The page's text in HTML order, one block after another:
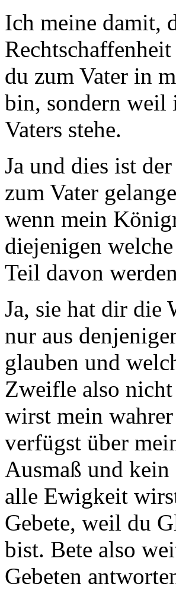
Ich meine damit,
du zum Vater in
bin, sondern weil
Vaters stehe.
Ja und dies ist
zum Vater
wenn mein
diejenigen
Teil davon
Ja, sie hat dir die
nur aus
glauben und
Zweifle also
wirst mein
verfügst über
Ausmaß und
alle Ewigkeit
Gebete, weil du
bist. Bete also
Gebeten